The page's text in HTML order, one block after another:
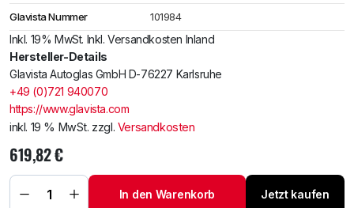
Glavista Nummer 101984
Inkl. 19% MwSt. Inkl. Versandkosten Inland
Hersteller-Details
Glavista Autoglas GmbH D-76227 Karlsruhe
+49 (0)721 940070
https://www.glavista.com
inkl. 19 % MwSt. zzgl. Versandkosten
619,82€
Frontscheibe BMW 6
Series 17-
In den Warenkorb Jetzt kaufen